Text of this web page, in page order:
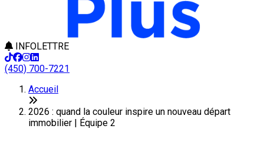
INFOLETTRE
(450) 700-7221
Accueil
2026 : quand la couleur inspire un nouveau départ
immobilier | Équipe 2